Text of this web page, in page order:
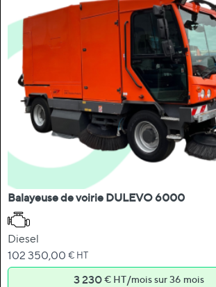
Balayeuse de voirie DULEVO 6000
Diesel
102 350,00 € HT
3 230€ HT/mois sur 36 mois